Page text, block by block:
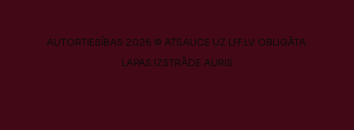
AUTORTIESĪBAS 2026 © ATSAUCE UZ LFF.LV OBLIGĀTA.
LAPAS IZSTRĀDE AURIS